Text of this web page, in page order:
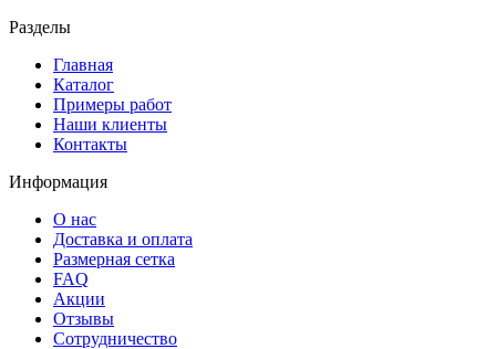
Разделы
Главная
Каталог
Примеры работ
Наши клиенты
Контакты
Информация
О нас
Доставка и оплата
Размерная сетка
FAQ
Акции
Отзывы
Сотрудничество